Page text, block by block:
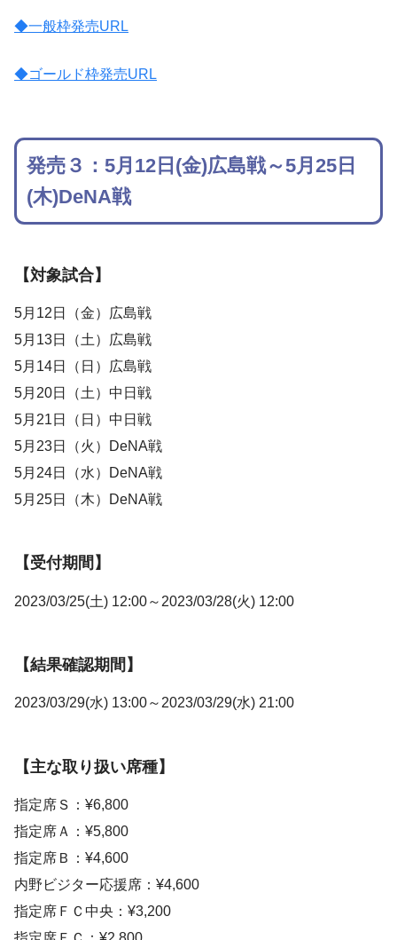
◆一般枠発売URL
◆ゴールド枠発売URL
発売３：5月12日(金)広島戦～5月25日
(木)DeNA戦
【対象試合】
5月12日（金）広島戦
5月13日（土）広島戦
5月14日（日）広島戦
5月20日（土）中日戦
5月21日（日）中日戦
5月23日（火）DeNA戦
5月24日（水）DeNA戦
5月25日（木）DeNA戦
【受付期間】
2023/03/25(土) 12:00～2023/03/28(火) 12:00
【結果確認期間】
2023/03/29(水) 13:00～2023/03/29(水) 21:00
【主な取り扱い席種】
指定席Ｓ：¥6,800
指定席Ａ：¥5,800
指定席Ｂ：¥4,600
内野ビジター応援席：¥4,600
指定席ＦＣ中央：¥3,200